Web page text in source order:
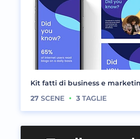
Kit fatti di business e
27 SCENE 3 TAGLIE